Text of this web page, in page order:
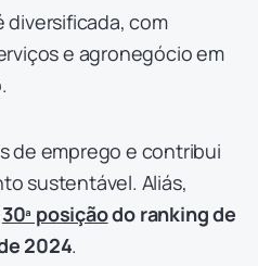
diversificada, com
e agronegócio em
de emprego e contribui
sustentável. Aliás,
30ª posiçãodo ranking de
2024.